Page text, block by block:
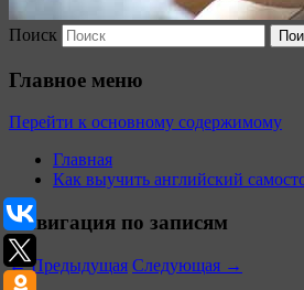
Поиск
Главное меню
Перейти к основному содержимому
Главная
Как выучить английский
Навигация по записям
←Предыдущая Следующая →